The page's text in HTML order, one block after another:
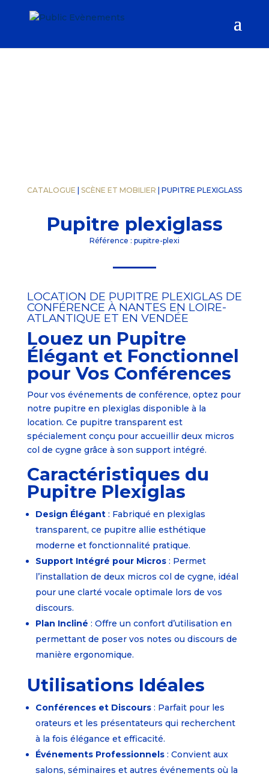
CATALOGUE SCÈNE ET MOBILIER | PUPITRE PLEXIGLASS
Pupitre plexiglass
Référence : pupitre-plexi
LOCATION DE PUPITRE PLEXIGLAS DE
CONFÉRENCE À NANTES EN LOIRE-
ATLANTIQUE ET EN VENDÉE
Louez un Pupitre
Élégant et Fonctionnel
pour Vos Conférences
Pour vos événements de conférence, optez pour
notre pupitre en plexiglas disponible à la
location. Ce pupitre transparent est
spécialement conçu pour accueillir deux micros
col de cygne grâce à son support intégré.
Caractéristiques du
Pupitre Plexiglas
Design Élégant: Fabriqué en plexiglas
transparent, ce pupitre allie esthétique
moderne et fonctionnalité pratique.
Support Intégré pour Micros: Permet
l’installation de deux micros col de cygne, idéal
pour une clarté vocale optimale lors de vos
discours.
Plan Incliné : Offre un confort d’utilisation en
permettant de poser vos notes ou discours de
manière ergonomique.
Utilisations Idéales
Conférences et Discours: Parfait pour les
orateurs et les présentateurs qui recherchent
à la fois élégance et efficacité.
Événements Professionnels: Convient aux
salons, séminaires et autres événements où la